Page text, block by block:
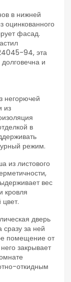
в нижней
оцинкованного
фасад.
94, эта
и
негорючей
из
в
режим.
из листового
вес
кровля
дверь
сразу за ней
помещение от
закрывает
откидным